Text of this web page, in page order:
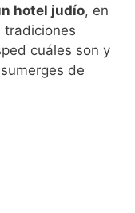
hotel judío, en
tradiciones
cuáles son y
de